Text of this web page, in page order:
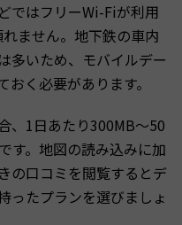
ではフリーWi-Fiが利用
ません。地下鉄の車内
多いため、モバイルデー
く必要があります。
、1日あたり300MB〜50
す。地図の読み込みに加
の口コミを閲覧するとデ
ったプランを選びましょ